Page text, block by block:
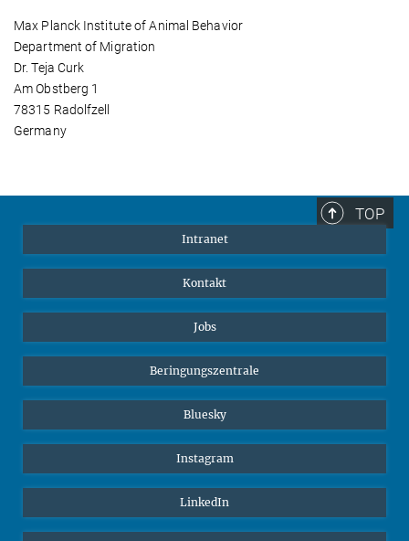
Max Planck Institute of Animal Behavior
Department of Migration
Dr. Teja Curk
Am Obstberg 1
78315 Radolfzell
Germany
TOP
Intranet
Kontakt
Jobs
Beringungszentrale
Bluesky
Instagram
LinkedIn